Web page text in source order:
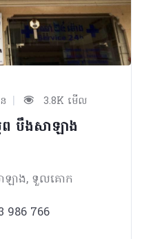
| 3.8K មើល
ព បឹងសាឡាង​
ាឡាង, ទួលគោក
986 766